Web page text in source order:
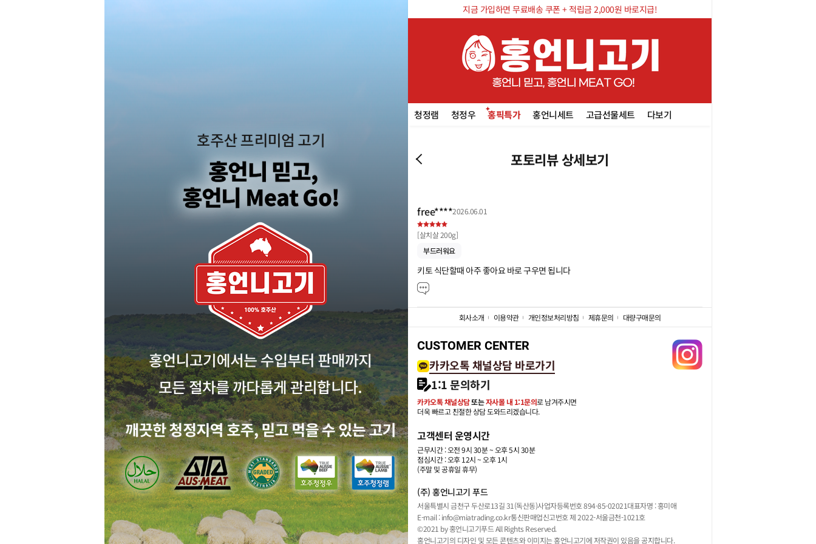
지금 가입하면 무료배송 쿠폰 + 적립금 2,000원 바로지급!
청정램 청정우 홍픽특가 홍언니세트 고급선물세트 다보기
포토리뷰 상세보기
free****2026.06.01
[살치살 200g]
부드러워요
키토 식단할때 아주 좋아요 바로 구우면 됩니다
회사소개 이용약관 개인정보처리방침 제휴문의 대량구매문의
CUSTOMER CENTER
카카오톡 채널상담 바로가기
1:1 문의하기
카카오톡 채널상담또는자사몰 내 1:1문의로 남겨주시면
더욱 빠르고 친절한 상담 도와드리겠습니다.
고객센터 운영시간
근무시간 : 오전 9시 30분 ~ 오후 5시 30분
점심시간 : 오후 12시 ~ 오후 1시
(주말 및 공휴일 휴무)
(주) 홍언니고기 푸드
서울특별시 금천구 두산로13길 31(독산동)사업자등록번호 894-85-02021대표자명 : 홍미애
E-mail : info@miatrading.co.kr통신판매업신고번호 제 2022-서울금천-1021호
©2021 by 홍언니고기푸드 All Rights Reserved.
홍언니고기의 디자인 및 모든 콘텐츠와 이미지는 홍언니고기에 저작권이 있음을 공지합니다.